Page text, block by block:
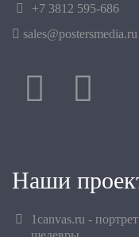
+7 3812 595-686
sales@postersmedia.ru
Наши
1canvas.ru -